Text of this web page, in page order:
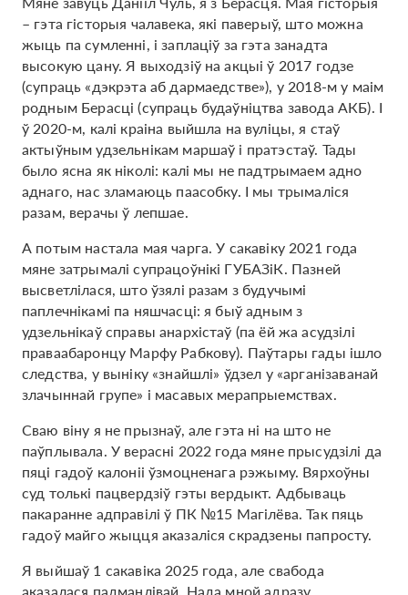
– гэта гісторыя чалавека, які паверыў, што можна
жыць па сумленні, і заплаціў за гэта занадта
высокую цану. Я выходзіў на акцыі ў 2017 годзе
(супраць «дэкрэта аб дармаедстве»), у 2018-м у маім
родным Берасці (супраць будаўніцтва завода АКБ). І
ў 2020-м, калі краіна выйшла на вуліцы, я стаў
актыўным удзельнікам маршаў і пратэстаў. Тады
было ясна як ніколі: калі мы не падтрымаем адно
аднаго, нас зламаюць паасобку. І мы трымаліся
разам, верачы ў лепшае.
А потым настала мая чарга. У сакавіку 2021 года
мяне затрымалі супрацоўнікі ГУБАЗіК. Пазней
высветлілася, што ўзялі разам з будучымі
паплечнікамі па няшчасці: я быў адным з
удзельнікаў справы анархістаў (па ёй жа асудзілі
праваабаронцу Марфу Рабкову). Паўтары гады ішло
следства, у выніку «знайшлі» ўдзел у «арганізаванай
злачыннай групе» і масавых мерапрыемствах.
Сваю віну я не прызнаў, але гэта ні на што не
паўплывала. У верасні 2022 года мяне прысудзілі да
пяці гадоў калоніі ўзмоцненага рэжыму. Вярхоўны
суд толькі пацвердзіў гэты вердыкт. Адбываць
пакаранне адправілі ў ПК №15 Магілёва. Так пяць
гадоў майго жыцця аказаліся скрадзены папросту.
Я выйшаў 1 сакавіка 2025 года, але свабода